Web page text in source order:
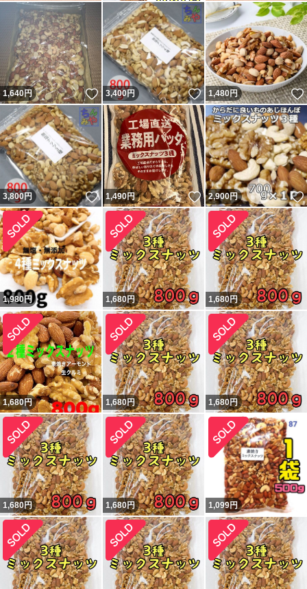
1,640円 いいね！
3,400円 いいね！
1,480円
3,800円 いいね！
1,490円 いいね！
2,900円
1,980円 1,680円 1,680円
1,680円 1,680円 1,680円
1,680円 1,680円 1,099円